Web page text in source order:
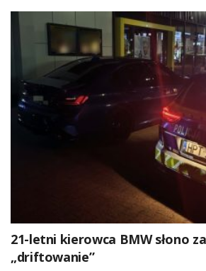
21-letni kierowca BMW słono
„driftowanie”